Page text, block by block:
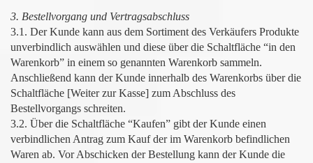
3. Bestellvorgang und Vertragsabschluss
3.1. Der Kunde kann aus dem Sortiment des Verkäufers Produkte
unverbindlich auswählen und diese über die Schaltfläche “in den
Warenkorb” in einem so genannten Warenkorb sammeln.
Anschließend kann der Kunde innerhalb des Warenkorbs über die
Schaltfläche [Weiter zur Kasse] zum Abschluss des
Bestellvorgangs schreiten.
3.2. Über die Schaltfläche “Kaufen” gibt der Kunde einen
verbindlichen Antrag zum Kauf der im Warenkorb befindlichen
Waren ab. Vor Abschicken der Bestellung kann der Kunde die